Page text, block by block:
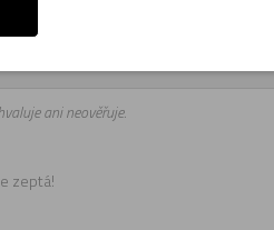
pátek, 8:00 až 17:00).
ani neověřuje.
zeptá!